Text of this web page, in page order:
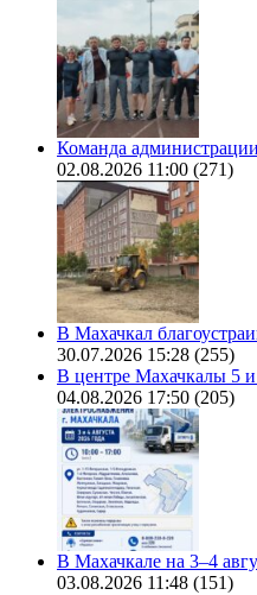
Команда
02.08.2026 11:00 (271)
В Махачкал
30.07.2026 15:28 (255)
В центре Махачкалы 5
04.08.2026 17:50 (205)
В Махачкале на 3–4
03.08.2026 11:48 (151)